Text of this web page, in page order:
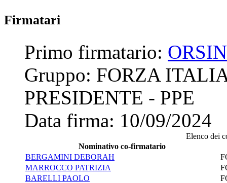
Firmatari
Primo firmatario:
Gruppo: FORZA
PRESIDENTE - PPE
Data firma: 10/09/2024
Elenco dei
Nominativo co-firmatario
BERGAMINI DEBORAH
MARROCCO PATRIZIA
BARELLI PAOLO